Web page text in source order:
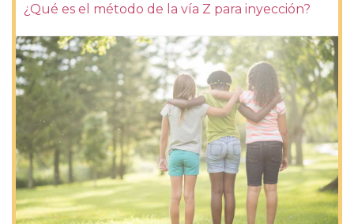
¿Qué es el método de la vía Z para inyección?